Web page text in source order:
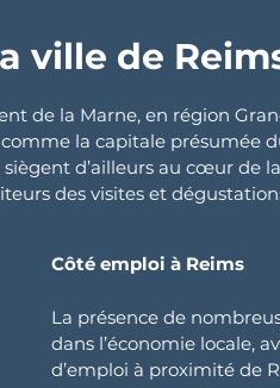
ville de
de la Marne, en région
la capitale présumée
d’ailleurs au cœur de
des visites et
Côté emploi à Reims
La présence de
dans l’économie locale,
d’emploi à proximité de